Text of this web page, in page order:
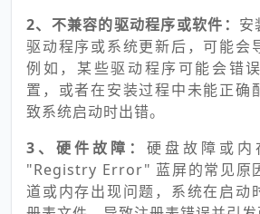
2、不兼容的驱动程序或软件： 安
驱动程序或系统更新后，可能会
例如，某些驱动程序可能会错
置，或者在安装过程中未能正确
致系统启动时出错。
3、硬件故障： 硬盘故障或内
"Registry Error" 蓝屏的常见原
道或内存出现问题，系统在启动